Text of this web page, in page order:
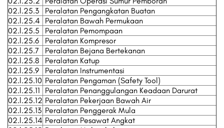
02.l.25.3
Peralatan Pengangkatan Buatan
02.l.25.4
Peralatan Bawah Permukaan
02.l.25.5
Peralatan Pemompaan
02.l.25.6
Peralatan Kompresor
02.l.25.7
Peralatan Bejana Bertekanan
02.l.25.8
Peralatan Katup
02.l.25.9
Peralatan Instrumentasi
02.l.25.10 Peralatan Pengaman (Safety Tool)
02.l.25.11
Peralatan Penanggulangan Keadaan Darurat
02.l.25.12 Peralatan Pekerjaan Bawah Air
02.l.25.13 Peralatan Penggerak Mula
02.l.25.14 Peralatan Pesawat Angkat